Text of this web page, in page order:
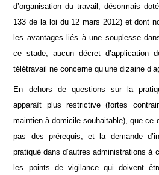
d’organisation du travail, désormais
133 de la loi du 12 mars 2012) et dont
les avantages liés à une souplesse
ce stade, aucun décret
télétravail ne concerne qu’une dizaine
En dehors de questions sur la
apparaît plus restrictive (fortes
maintien à domicile souhaitable), que ce
pas des prérequis, et la demande
pratiqué dans d’autres administrations à
les points de vigilance qui doivent